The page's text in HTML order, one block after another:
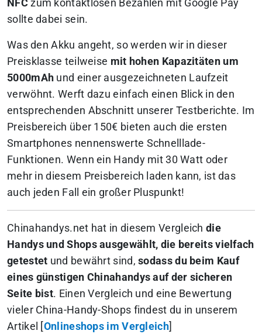
NFCzum kontaktlosen Bezahlen mit Google Pay
sollte dabei sein.
Was den Akku angeht, so werden wir in dieser
Preisklasse teilweise mit hohen Kapazitäten um
5000mAh und einer ausgezeichneten Laufzeit
verwöhnt. Werft dazu einfach einen Blick in den
entsprechenden Abschnitt unserer Testberichte. Im
Preisbereich über 150€ bieten auch die ersten
Smartphones nennenswerte Schnelllade-
Funktionen. Wenn ein Handy mit 30 Watt oder
mehr in diesem Preisbereich laden kann, ist das
auch jeden Fall ein großer Pluspunkt!
Chinahandys.net hat in diesem Vergleich die
Handys und Shops ausgewählt, die bereits vielfach
getestet und bewährt sind,sodass du beim Kauf
eines günstigen Chinahandys auf der sicheren
Seite bist. Einen Vergleich und eine Bewertung
vieler China-Handy-Shops findest du in unserem
Artikel [Onlineshops im Vergleich]